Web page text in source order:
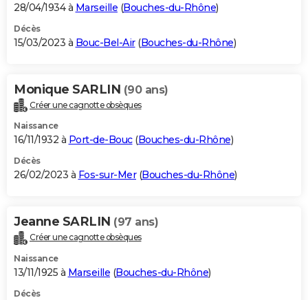
28/04/1934 à Marseille (Bouches-du-Rhône)
Décès
15/03/2023 à Bouc-Bel-Air(Bouches-du-Rhône)
Monique SARLIN (90 ans)
Créer une cagnotte obsèques
Naissance
16/11/1932 à Port-de-Bouc(Bouches-du-Rhône)
Décès
26/02/2023 à Fos-sur-Mer(Bouches-du-Rhône)
Jeanne SARLIN (97 ans)
Créer une cagnotte obsèques
Naissance
13/11/1925 à Marseille (Bouches-du-Rhône)
Décès